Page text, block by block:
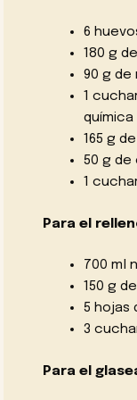
6
180 g
90 g de
1
química
165 g
50 g de
1
Para el
700 ml
150 g
5 hojas
3
Para el